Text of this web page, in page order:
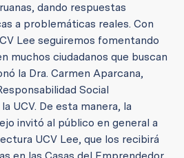
dando respuestas
a problemáticas reales. Con
Lee seguiremos fomentando
muchos ciudadanos que buscan
la Dra. Carmen Aparcana,
Social
UCV. De esta manera, la
invitó al público en general a
UCV Lee, que los recibirá